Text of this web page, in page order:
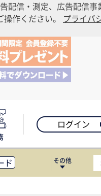
配信・測定、広告配信
作ください。 プライバ
ログイン
ド
ス移転
ト
その他